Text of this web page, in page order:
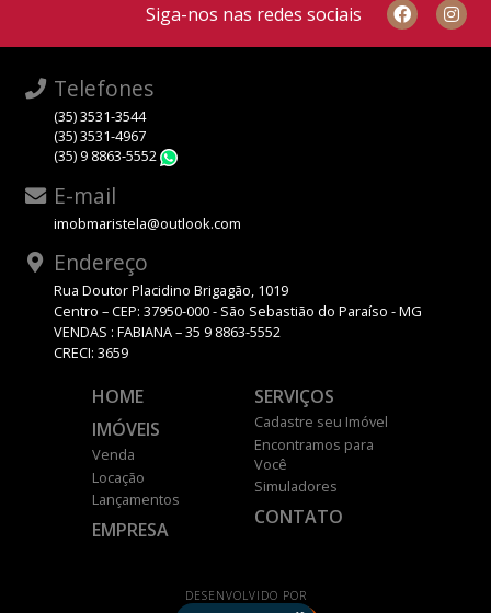
Siga-nos nas redes sociais
Telefones
(35) 3531-3544
(35) 3531-4967
(35) 9 8863-5552
E-mail
imobmaristela@outlook.com
Endereço
Rua Doutor Placidino Brigagão, 1019
Centro – CEP: 37950-000 - São Sebastião do Paraíso - MG
VENDAS : FABIANA – 35 9 8863-5552
CRECI: 3659
HOME
IMÓVEIS
Venda
Locação
Lançamentos
EMPRESA
SERVIÇOS
Cadastre seu Imóvel
Encontramos para
Você
Simuladores
CONTATO
DESENVOLVIDO POR